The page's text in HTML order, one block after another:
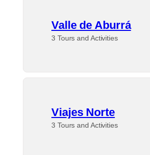
Valle de Aburrá
3 Tours and Activities
Viajes Norte
3 Tours and Activities